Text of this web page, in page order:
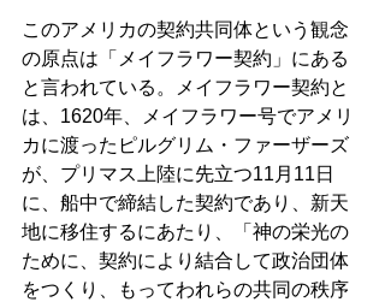
このアメリカの契約共同体という観念
の原点は「メイフラワー契約」にある
と言われている。メイフラワー契約と
は、1620年、メイフラワー号でアメリ
カに渡ったピルグリム・ファーザーズ
が、プリマス上陸に先立つ11月11日
に、船中で締結した契約であり、新天
地に移住するにあたり、「神の栄光の
ために、契約により結合して政治団体
をつくり、もってわれらの共同の秩序